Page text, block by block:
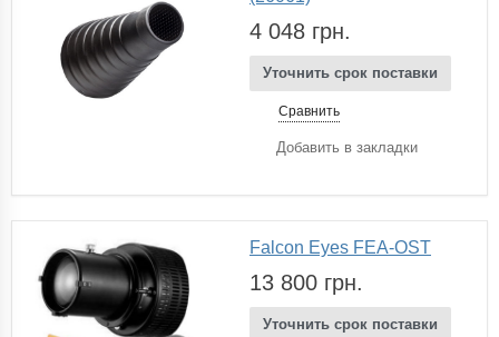
4 048 грн.
Уточнить срок поставки
Сравнить
Добавить в закладки
Falcon Eyes FEA-OST
13 800 грн.
Уточнить срок поставки